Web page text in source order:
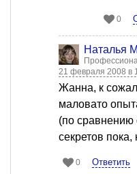
0
Наталья
21 февраля 2008 в
Жанна, к
маловато
(по
секретов пока,
0 Ответить